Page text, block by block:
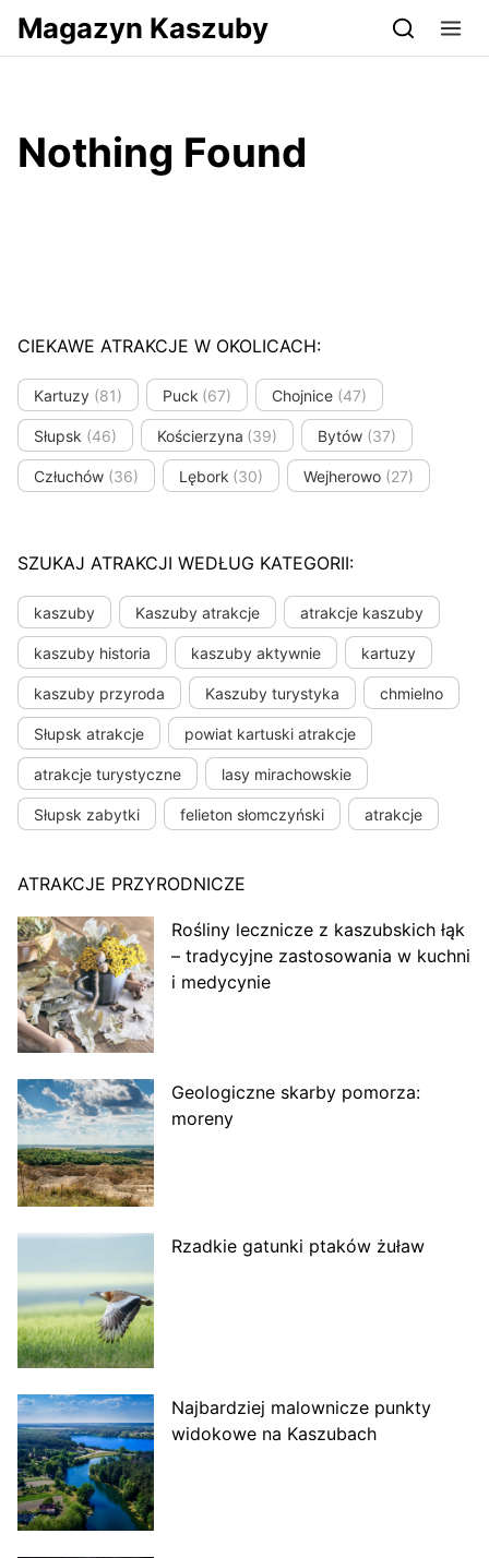
Przejdź do serwisu magazynkaszuby.pl
Magazyn Kaszuby
Nothing Found
CIEKAWE ATRAKCJE W OKOLICACH:
Kartuzy (81) Puck (67) Chojnice (47)
Słupsk (46) Kościerzyna (39) Bytów (37)
Człuchów (36) Lębork (30) Wejherowo (27)
SZUKAJ ATRAKCJI WEDŁUG KATEGORII:
kaszuby Kaszuby atrakcje atrakcje kaszuby
kaszuby historia kaszuby aktywnie kartuzy
kaszuby przyroda Kaszuby turystyka chmielno
Słupsk atrakcje powiat kartuski atrakcje
atrakcje turystyczne lasy mirachowskie
Słupsk zabytki felieton słomczyński atrakcje
ATRAKCJE PRZYRODNICZE
Rośliny lecznicze z kaszubskich łąk
– tradycyjne zastosowania w kuchni
i medycynie
Geologiczne skarby pomorza:
moreny
Rzadkie gatunki ptaków żuław
Najbardziej malownicze punkty
widokowe na Kaszubach